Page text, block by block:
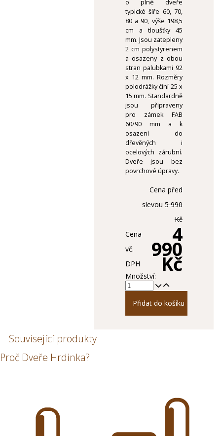
o plné dveře
typické šíře 60, 70,
80 a 90, výše 198,5
cm a tloušťky 45
mm. Jsou zatepleny
2 cm polystyrenem
a osazeny z obou
stran palubkami 92
x 12 mm. Rozměry
polodrážky činí 25 x
15 mm. Standardně
jsou připraveny
pro zámek FAB
60/90 mm a k
osazení do
dřevěných i
ocelových zárubní.
Dveře jsou bez
povrchové úpravy.
Cena před
slevou 5 990
Kč
Cena
vč.
DPH
4
990
Kč
Množství:
Přidat do košíku
Související produkty
Proč Dveře Hrdinka?